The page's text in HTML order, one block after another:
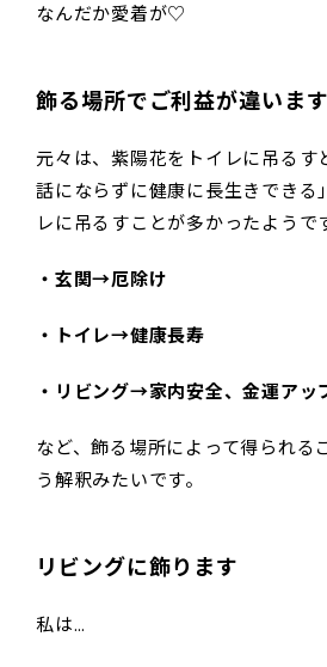
なんだか愛着が♡
飾る場所でご利益が違います
元々は、紫陽花をトイレに吊るす
話にならずに健康に長生きできる
レに吊るすことが多かったようで
・玄関→厄除け
・トイレ→健康長寿
・リビング→家内安全、金運アッ
など、飾る場所によって得られる
う解釈みたいです。
リビングに飾ります
私は…